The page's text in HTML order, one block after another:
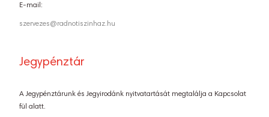
E-mail:
szervezes@radnotiszinhaz.hu
Jegypénztár
A Jegypénztárunk és Jegyirodánk nyitvatartását megtalálja a Kapcsolat
fül alatt.